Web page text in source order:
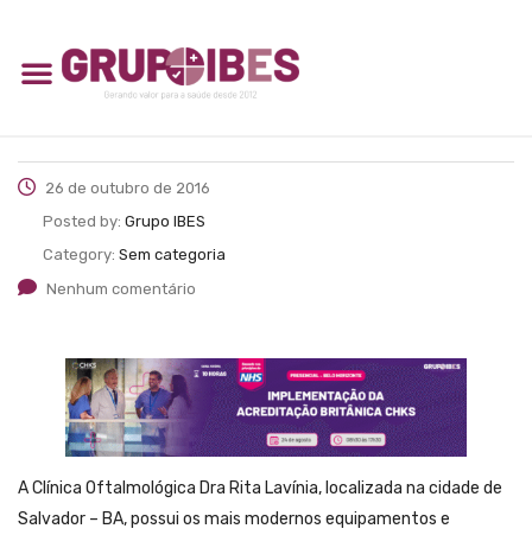
26 de outubro de 2016
Posted by: Grupo IBES
Category: Sem categoria
Nenhum comentário
A Clínica Oftalmológica Dra Rita Lavínia, localizada na cidade de
Salvador – BA, possui os mais modernos equipamentos e